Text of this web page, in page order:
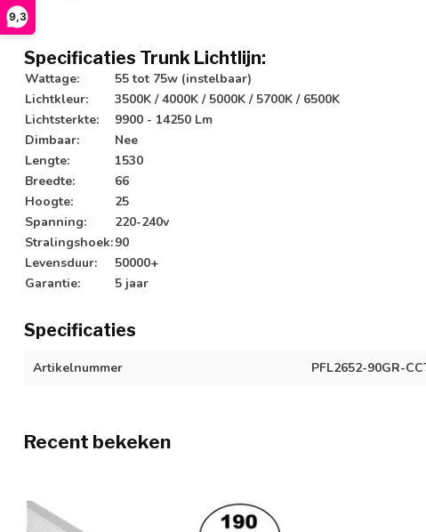
9,3
Specificaties Trunk Lichtlijn:
Wattage:
55 tot 75w (instelbaar)
Lichtkleur:
3500K / 4000K / 5000K / 5700K / 6500K
Lichtsterkte:
9900 - 14250 Lm
Dimbaar:
Nee
Lengte:
1530
Breedte:
66
Hoogte:
25
Spanning:
220-240v
Stralingshoek:90
Levensduur:
50000+
Garantie:
5 jaar
Specificaties
Artikelnummer PFL2652-90GR-
Recent bekeken